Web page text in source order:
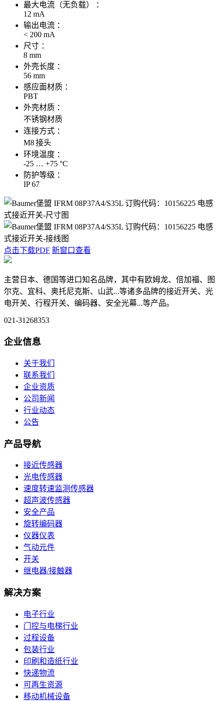
最大电流（无负载） ：
12 mA
输出电流 ：
< 200 mA
尺寸 ：
8 mm
外壳长度 ：
56 mm
感应面材质 ：
PBT
外壳材质 ：
不锈钢材质
连接方式 ：
M8 接头
环境温度 ：
-25 … +75 °C
防护等级 ：
IP 67
点击下载PDF 新窗口查看
主营日本、德国等进口知名品牌，其中有欧姆龙、倍加福、图
尔克、宜科、奥托尼克斯、山武...等诸多品牌的接近开关、光
电开关、行程开关、编码器、安全光幕...等产品。
021-31268353
企业信息
关于我们
联系我们
企业资质
公司新闻
行业动态
公告
产品导航
接近传感器
光电传感器
速度转速监测传感器
超声波传感器
安全产品
旋转编码器
仪器仪表
气动元件
开关
继电器/接触器
解决方案
电子行业
门控与电梯行业
过程设备
包装行业
印刷和造纸行业
快递物流
可再生资源
移动机械设备